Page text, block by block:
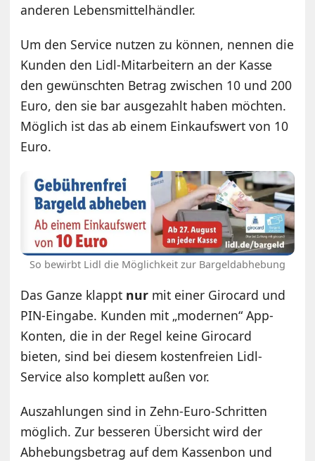
anderen Lebensmittelhändler.
Um den Service nutzen zu können, nennen die
Kunden den Lidl-Mitarbeitern an der Kasse
den gewünschten Betrag zwischen 10 und 200
Euro, den sie bar ausgezahlt haben möchten.
Möglich ist das ab einem Einkaufswert von 10
Euro.
So bewirbt Lidl die Möglichkeit zur Bargeldabhebung
Das Ganze klappt nur mit einer Girocard und
PIN-Eingabe. Kunden mit „modernen“ App-
Konten, die in der Regel keine Girocard
bieten, sind bei diesem kostenfreien Lidl-
Service also komplett außen vor.
Auszahlungen sind in Zehn-Euro-Schritten
möglich. Zur besseren Übersicht wird der
Abhebungsbetrag auf dem Kassenbon und